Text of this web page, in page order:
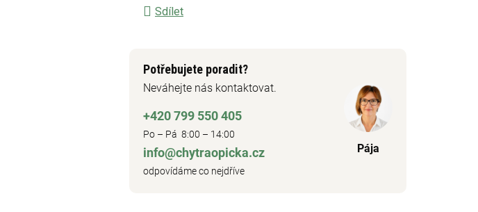
Sdílet
Potřebujete poradit?
Neváhejte nás kontaktovat.
+420 799 550 405
Po – Pá 8:00 – 14:00
info@chytraopicka.cz
odpovídáme co nejdříve
Pája